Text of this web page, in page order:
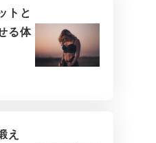
トと
る体
え